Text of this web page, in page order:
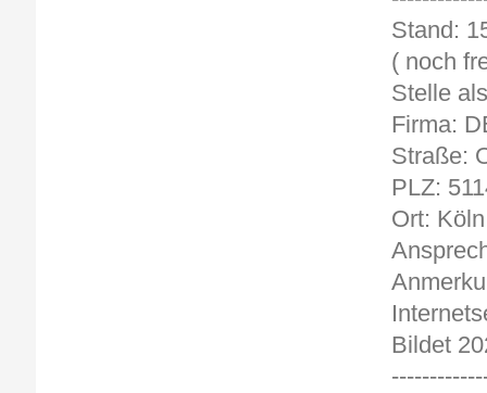
( noch
Stelle
Firma:
Straße:
PLZ:
Ort: Köln
Bildet